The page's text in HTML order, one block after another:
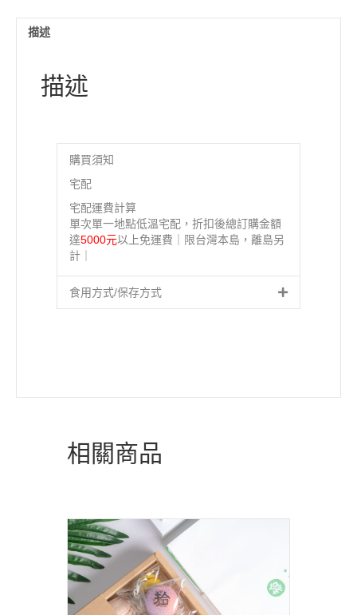
描述
描述
購買須知
宅配
宅配運費計算
單次單一地點低溫宅配，折扣後總訂購金額
達5000元以上免運費｜限台灣本島，離島另
計｜
食用方式/保存方式
相關商品